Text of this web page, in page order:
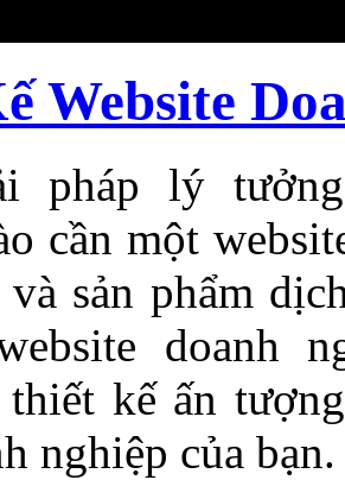
Website
pháp lý
cần một
sản phẩm
doanh
kế ấn
nghiệp của bạn.